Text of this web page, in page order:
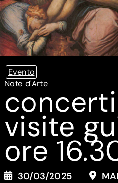
Evento
Note d'Arte
visite
ore
30/03/2025